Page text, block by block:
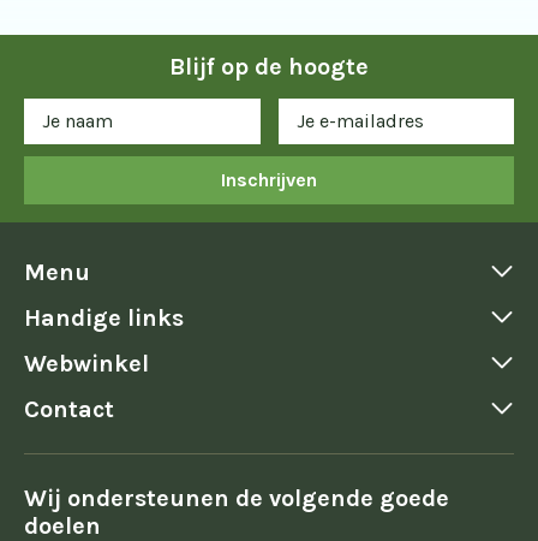
Blijf op de hoogte
Inschrijven
Menu
Handige links
Webwinkel
Contact
Wij ondersteunen de volgende goede
doelen